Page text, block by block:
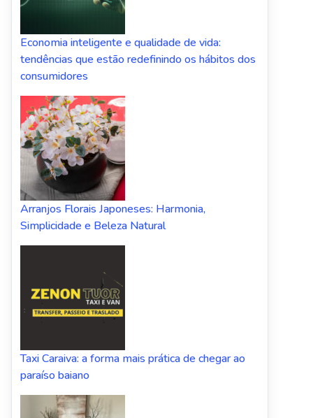
Economia inteligente e qualidade de vida:
tendências que estão redefinindo os hábitos dos
consumidores
Arranjos Florais Japoneses: Harmonia,
Simplicidade e Beleza Natural
Taxi Caraiva: a forma mais prática de chegar ao
paraíso baiano